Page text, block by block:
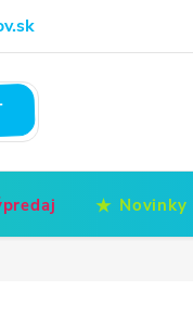
starostí
Novinky